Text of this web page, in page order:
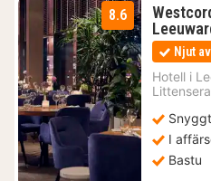
8.6
Njut
Hotell i
I
Bastu